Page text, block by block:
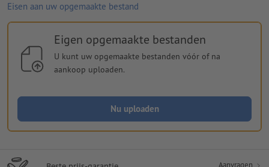
Eisen aan uw opgemaakte bestand
Eigen opgemaakte bestanden
U kunt uw opgemaakte bestanden vóór of na
aankoop uploaden.
Nu uploaden